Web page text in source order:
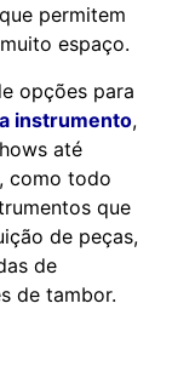
permitem
espaço.
opções para
instrumento,
até
como todo
que
de peças,
de
de tambor.